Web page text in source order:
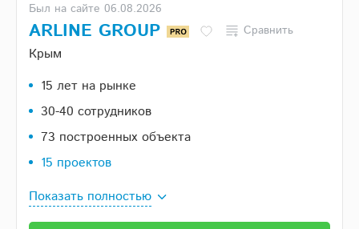
Был на сайте 06.08.2026
ARLINE GROUP Сравнить
Крым
15 лет на рынке
30-40 сотрудников
73 построенных объекта
15 проектов
Показать полностью